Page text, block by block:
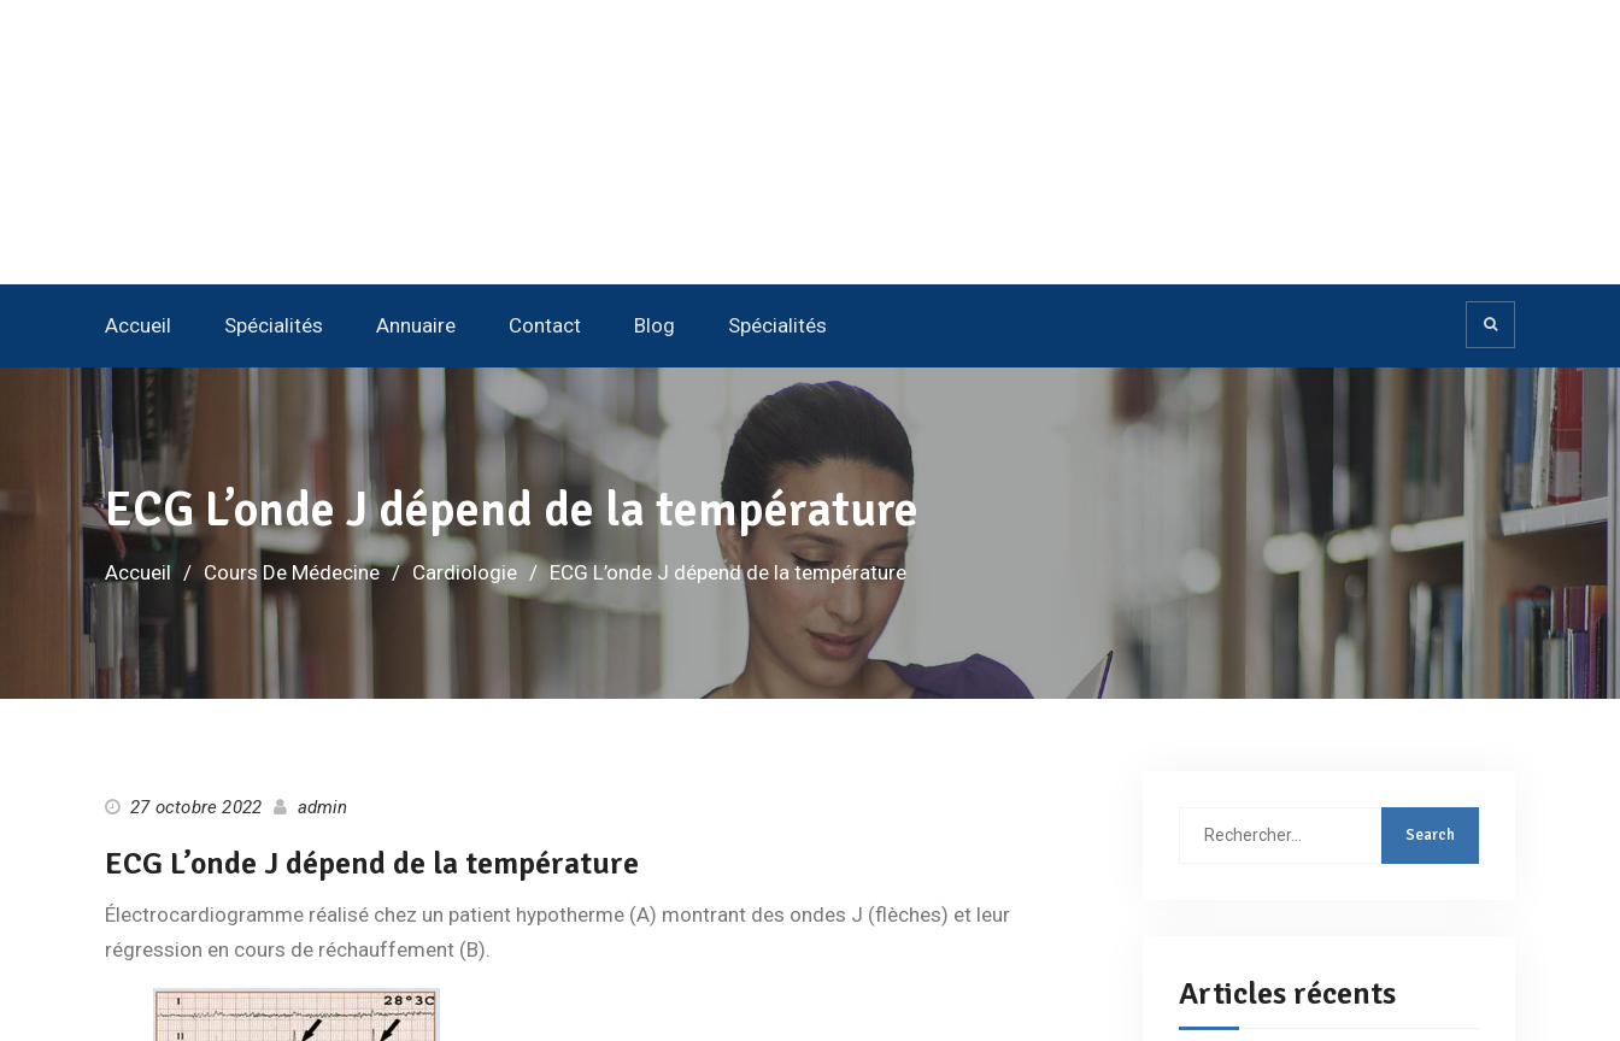
Accueil Spécialités Annuaire Contact Blog Spécialités
ECG L’onde J dépend de la température
Accueil Cours De Médecine Cardiologie ECG L’onde J dépend de la température
27 octobre 2022 admin
ECG L’onde J dépend de la température
Électrocardiogramme réalisé chez un patient hypotherme (A) montrant des ondes J (flèches) et leur
régression en cours de réchauffement (B).
Rechercher
Articles récents